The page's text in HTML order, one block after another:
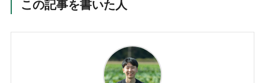
この記事を書いた人